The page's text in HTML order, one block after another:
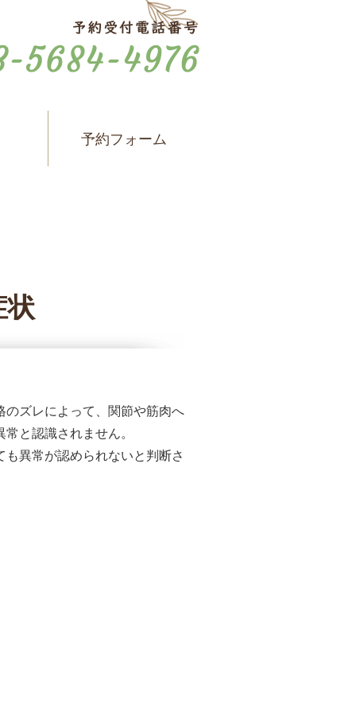
予約フォーム
状
のズレによって、関節や筋肉へ
と認識されません。
異常が認められないと判断さ